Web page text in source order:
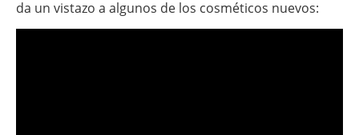
da un vistazo a algunos de los cosméticos nuevos: